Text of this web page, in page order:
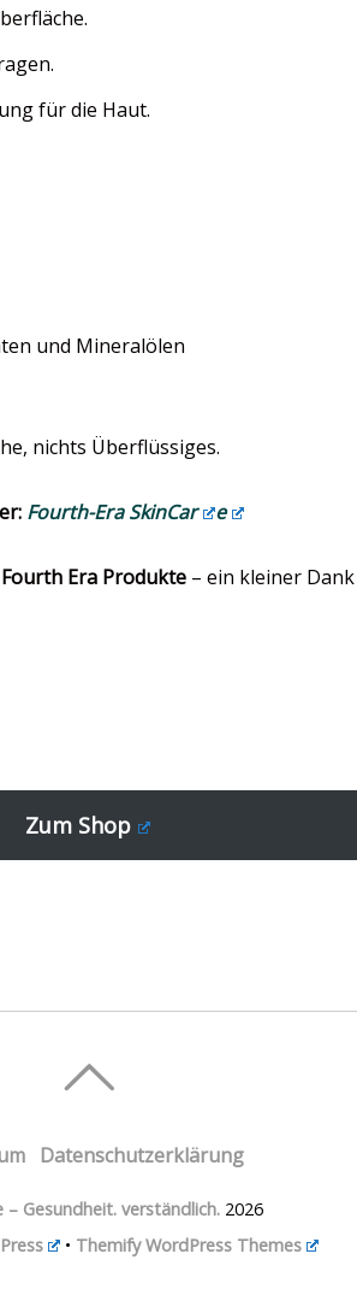
für die Haut.
und Mineralölen
nichts Überflüssiges.
Fourth-Era SkinCar e
Era Produkte – ein kleiner
Zum Shop
Datenschutzerklärung
– Gesundheit. verständlich. 2026
• Themify WordPress Themes